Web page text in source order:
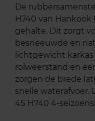
De
H740 van
gehalte. Dit zorgt
besneeuwde en
lichtgewicht
rolweerstand en
zorgen de brede
snelle waterafvoer.
4S H740 4-